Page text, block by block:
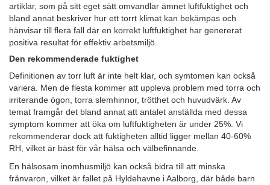
artiklar, som på sitt eget sätt omvandlar ämnet luftfuktighet och
bland annat beskriver hur ett torrt klimat kan bekämpas och
hänvisar till flera fall där en korrekt luftfuktighet har genererat
positiva resultat för effektiv arbetsmiljö.
Den rekommenderade fuktighet
Definitionen av torr luft är inte helt klar, och symtomen kan också
variera. Men de flesta kommer att uppleva problem med torra och
irriterande ögon, torra slemhinnor, trötthet och huvudvärk. Av
temat framgår det bland annat att antalet anställda med dessa
symptom kommer att öka om luftfuktigheten är under 25%. Vi
rekommenderar dock att fuktigheten alltid ligger mellan 40-60%
RH, vilket är bäst för vår hälsa och välbefinnande.
En hälsosam inomhusmiljö kan också bidra till att minska
frånvaron, vilket är fallet på Hyldehavne i Aalborg, där både barn